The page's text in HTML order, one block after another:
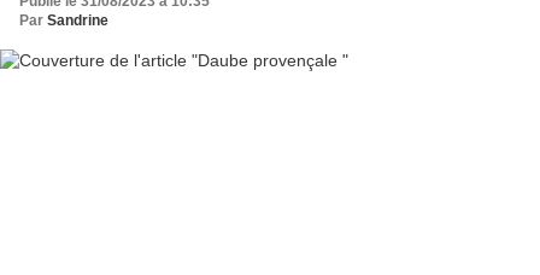
Par Sandrine